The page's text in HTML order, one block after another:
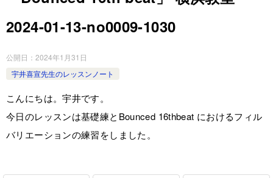
2024-01-13-no0009-1030
公開日： 2024年1月31日
宇井喜宣先生のレッスンノート
こんにちは。宇井です。
今日のレッスンは基礎練とBounced 16thbeat におけるフィル
バリエーションの練習をしました。